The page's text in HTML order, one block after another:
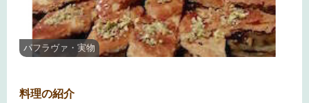
パフラヴァ・実物
料理の紹介